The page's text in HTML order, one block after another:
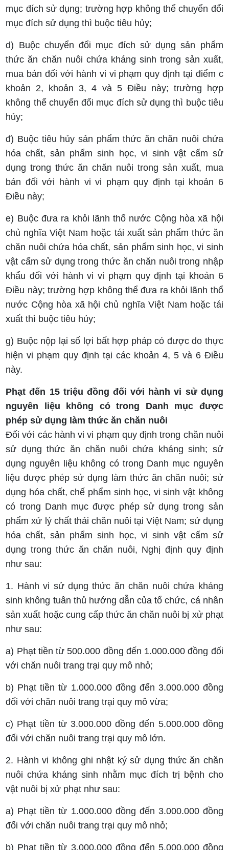
mục đích sử dụng; trường hợp không thể chuyển đổi
mục đích sử dụng thì buộc tiêu hủy;
d) Buộc chuyển đổi mục đích sử dụng sản phẩm
thức ăn chăn nuôi chứa kháng sinh trong sản xuất,
mua bán đối với hành vi vi phạm quy định tại điểm c
khoản 2, khoản 3, 4 và 5 Điều này; trường hợp
không thể chuyển đổi mục đích sử dụng thì buộc tiêu
hủy;
đ) Buộc tiêu hủy sản phẩm thức ăn chăn nuôi chứa
hóa chất, sản phẩm sinh học, vi sinh vật cấm sử
dụng trong thức ăn chăn nuôi trong sản xuất, mua
bán đối với hành vi vi phạm quy định tại khoản 6
Điều này;
e) Buộc đưa ra khỏi lãnh thổ nước Cộng hòa xã hội
chủ nghĩa Việt Nam hoặc tái xuất sản phẩm thức ăn
chăn nuôi chứa hóa chất, sản phẩm sinh học, vi sinh
vật cấm sử dụng trong thức ăn chăn nuôi trong nhập
khẩu đối với hành vi vi phạm quy định tại khoản 6
Điều này; trường hợp không thể đưa ra khỏi lãnh thổ
nước Cộng hòa xã hội chủ nghĩa Việt Nam hoặc tái
xuất thì buộc tiêu hủy;
g) Buộc nộp lại số lợi bất hợp pháp có được do thực
hiện vi phạm quy định tại các khoản 4, 5 và 6 Điều
này.
Phạt đến 15 triệu đồng đối với hành vi sử dụng
nguyên liệu không có trong Danh mục được
phép sử dụng làm thức ăn chăn nuôi
Đối với các hành vi vi phạm quy định trong chăn nuôi
sử dụng thức ăn chăn nuôi chứa kháng sinh; sử
dụng nguyên liệu không có trong Danh mục nguyên
liệu được phép sử dụng làm thức ăn chăn nuôi; sử
dụng hóa chất, chế phẩm sinh học, vi sinh vật không
có trong Danh mục được phép sử dụng trong sản
phẩm xử lý chất thải chăn nuôi tại Việt Nam; sử dụng
hóa chất, sản phẩm sinh học, vi sinh vật cấm sử
dụng trong thức ăn chăn nuôi, Nghị định quy định
như sau:
1. Hành vi sử dụng thức ăn chăn nuôi chứa kháng
sinh không tuân thủ hướng dẫn của tổ chức, cá nhân
sản xuất hoặc cung cấp thức ăn chăn nuôi bị xử phạt
như sau:
a) Phạt tiền từ 500.000 đồng đến 1.000.000 đồng đối
với chăn nuôi trang trại quy mô nhỏ;
b) Phạt tiền từ 1.000.000 đồng đến 3.000.000 đồng
đối với chăn nuôi trang trại quy mô vừa;
c) Phạt tiền từ 3.000.000 đồng đến 5.000.000 đồng
đối với chăn nuôi trang trại quy mô lớn.
2. Hành vi không ghi nhật ký sử dụng thức ăn chăn
nuôi chứa kháng sinh nhằm mục đích trị bệnh cho
vật nuôi bị xử phạt như sau:
a) Phạt tiền từ 1.000.000 đồng đến 3.000.000 đồng
đối với chăn nuôi trang trại quy mô nhỏ;
b) Phạt tiền từ 3.000.000 đồng đến 5.000.000 đồng